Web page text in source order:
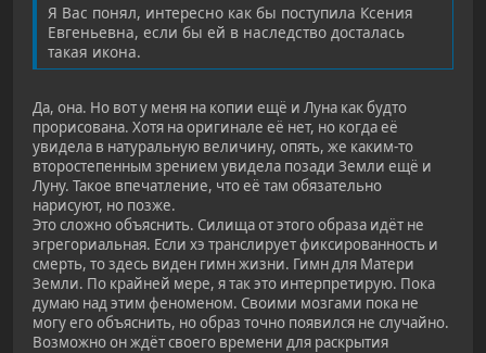
Я Вас понял, интересно как бы поступила Ксения
Евгеньевна, если бы ей в наследство досталась
такая икона.
Да, она. Но вот у меня на копии ещё и Луна как будто
прорисована. Хотя на оригинале её нет, но когда её
увидела в натуральную величину, опять, же каким-то
второстепенным зрением увидела позади Земли ещё и
Луну. Такое впечатление, что её там обязательно
нарисуют, но позже.
Это сложно объяснить. Силища от этого образа идёт не
эгрегориальная. Если хэ транслирует фиксированность и
смерть, то здесь виден гимн жизни. Гимн для Матери
Земли. По крайней мере, я так это интерпретирую. Пока
думаю над этим феноменом. Своими мозгами пока не
могу его объяснить, но образ точно появился не случайно.
Возможно он ждёт своего времени для раскрытия